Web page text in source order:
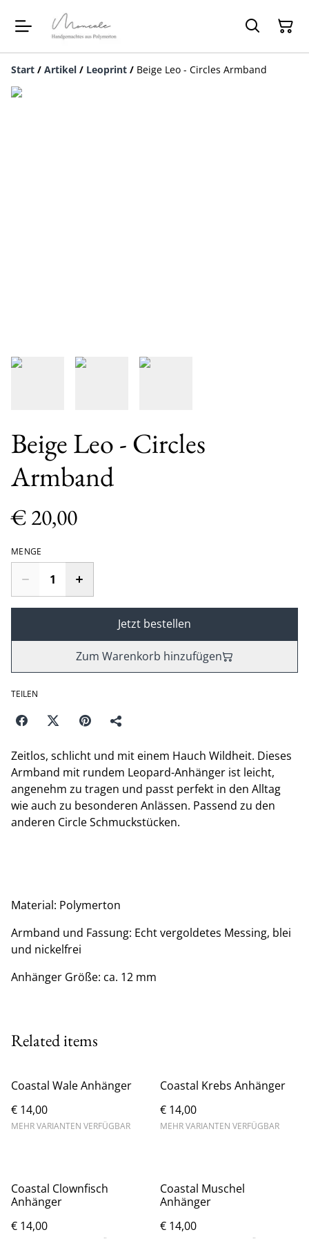
Start / Artikel / Leoprint / Beige Leo - Circles Armband
Beige Leo - Circles
Armband
€ 20,00
MENGE
Jetzt bestellen
Zum Warenkorb hinzufügen
TEILEN
Zeitlos, schlicht und mit einem Hauch Wildheit. Dieses
Armband mit rundem Leopard-Anhänger ist leicht,
angenehm zu tragen und passt perfekt in den Alltag
wie auch zu besonderen Anlässen. Passend zu den
anderen Circle Schmuckstücken.
Material: Polymerton
Armband und Fassung: Echt vergoldetes Messing, blei
und nickelfrei
Anhänger Größe: ca. 12 mm
Related items
Coastal Wale Anhänger
€ 14,00
MEHR VARIANTEN VERFÜGBAR
Coastal Krebs Anhänger
€ 14,00
MEHR VARIANTEN VERFÜGBAR
Coastal Clownfisch
Anhänger
€ 14,00
Coastal Muschel
Anhänger
€ 14,00